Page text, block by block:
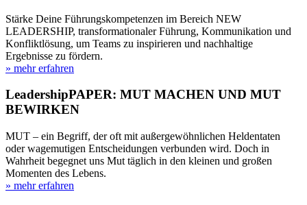
Stärke Deine Führungskompetenzen im Bereich NEW
LEADERSHIP, transformationaler Führung, Kommunikation und
Konfliktlösung, um Teams zu inspirieren und nachhaltige
Ergebnisse zu fördern.
» mehr erfahren
LeadershipPAPER: MUT MACHEN UND MUT
BEWIRKEN
MUT – ein Begriff, der oft mit außergewöhnlichen Heldentaten
oder wagemutigen Entscheidungen verbunden wird. Doch in
Wahrheit begegnet uns Mut täglich in den kleinen und großen
Momenten des Lebens.
» mehr erfahren